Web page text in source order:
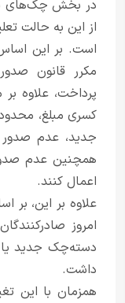
در بخش چک‌های
از این به حالت
مکرر قانون
پرداخت، علاوه
کسری مبلغ،
جدید، عدم صدور
همچنین عدم
اعمال کنند.
امروز
دسته‌چک جدید یا
داشت.
همزمان با این